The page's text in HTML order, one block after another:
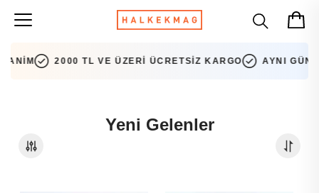
2000 TL VE ÜZERİ ÜCRETSİZ KARGO AYNI GÜN
Yeni Gelenler